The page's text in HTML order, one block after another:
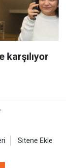
karşılıyor
Sitene Ekle